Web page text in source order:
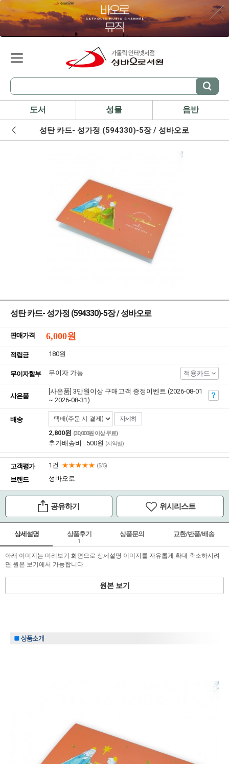
도서 성물 음반
성탄 카드- 성가정 (594330)-5장 / 성바오로
성탄 카드- 성가정 (594330)-5장 / 성바오로
판매가격 6,000원
적립금 180원
무이자할부 무이자 가능 적용카드
사은품
[사은품] 3만원이상 구매고객 증정이벤트 (2026-08-01
~ 2026-08-31)
배송 자세히
2,800원 (30,000원 이상 무료)
추가배송비 : 500원 (지역별)
고객평가 1건 ★★★★★ (5/5)
브랜드 성바오로
공유하기 위시리스트
상세설명 상품후기
1
상품문의 교환/반품/배송
아래 이미지는 미리보기 화면으로 상세설명 이미지를 자유롭게 확대 축소하시려
면 원본 보기에서 가능합니다.
원본 보기